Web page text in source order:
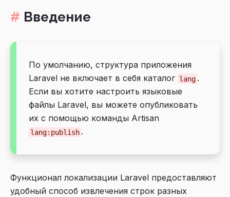
Введение
По умолчанию, структура приложения
Laravel не включает в себя каталог lang .
Если вы хотите настроить языковые
файлы Laravel, вы можете опубликовать
их с помощью команды Artisan
lang:publish .
Функционал локализации Laravel предоставляют
удобный способ извлечения строк разных